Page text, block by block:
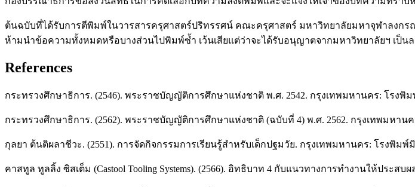
ต้นฉบับที่ได้รับการตีพิมพ์ในวารสารครุศาสตร์ปริทรรศน์ คณะครุศาสตร์ มหาวิทยาลัยมหาจุฬาลง
ห้ามนำข้อความทั้งหมดหรือบางส่วนไปพิมพ์ซ้ำ เว้นเสียแต่ว่าจะได้รับอนุญาตจากมหาวิทยาลัยฯ เป็น
References
กระทรวงศึกษาธิการ. (2546). พระราชบัญญัติการศึกษาแห่งชาติ พ.ศ. 2542. กรุงเทพมหานคร: โรงพิ
กระทรวงศึกษาธิการ. (2562). พระราชบัญญัติการศึกษาแห่งชาติ (ฉบับที่ 4) พ.ศ. 2562. กรุงเทพมหาน
กุลยา ต้นติผลาชีวะ. (2551). การจัดกิจกรรมการเรียนรู้สำหรับเด็กปฐมวัย. กรุงเทพมหานคร: โรงพิม
คาสทูล ทูลลิ้ง ซิสเต็ม (Castool Tooling Systems). (2566). อิทธิบาท 4 กับแนวทางการทำงานให้ประสบ